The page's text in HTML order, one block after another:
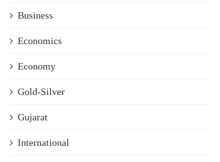
Business
Economics
Economy
Gold-Silver
Gujarat
International